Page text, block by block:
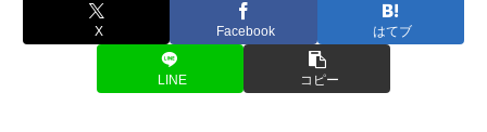
X Facebook はてブ
LINE コピー